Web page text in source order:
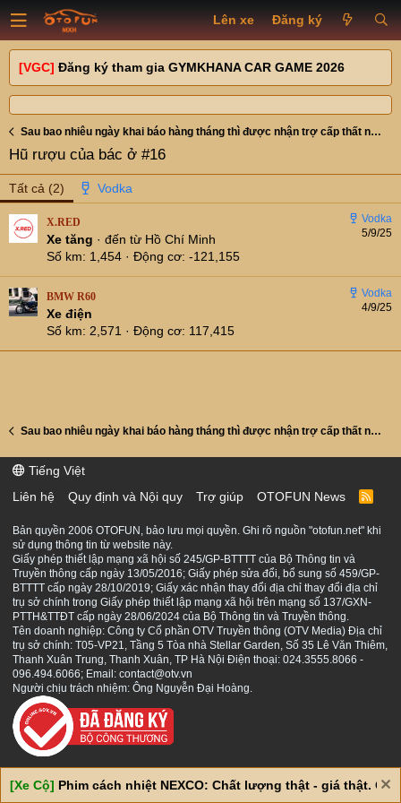
Lên xe Đăng ký
[VGC] Đăng ký tham gia GYMKHANA CAR GAME 2026
Sau bao nhiêu ngày khai báo hàng tháng thì được nhận trợ cấp thất nghiệp tháng
Hũ rượu của bác ở #16
Tất cả (2)
5/9/25
X.RED
Xe tăng · đến từ Hồ Chí Minh
Số km
1,454 Động cơ -121,155
4/9/25
BMW R60
Xe điện
Số km
2,571 Động cơ 117,415
Sau bao nhiêu ngày khai báo hàng tháng thì được nhận trợ cấp thất nghiệp tháng
Tiếng Việt
Liên hệ
Quy định và Nội quy Trợ giúp OTOFUN News
R
S
Bản quyền 2006 OTOFUN, bảo lưu mọi quyền. Ghi rõ nguồn "otofun.net" khi
sử dụng thông tin từ website này.
Giấy phép thiết lập mạng xã hội số 245/GP-BTTTT của Bộ Thông tin và
Truyền thông cấp ngày 13/05/2016; Giấy phép sửa đổi, bổ sung số 459/GP-
BTTTT cấp ngày 28/10/2019; Giấy xác nhận thay đổi địa chỉ thay đổi địa chỉ
trụ sở chính trong Giấy phép thiết lập mạng xã hội trên mạng số 137/GXN-
PTTH&TTĐT cấp ngày 28/06/2024 của Bộ Thông tin và Truyền thông.
Tên doanh nghiệp: Công ty Cổ phần OTV Truyền thông (OTV Media) Địa chỉ
trụ sở chính: T05-VP21, Tầng 5 Tòa nhà Stellar Garden, Số 35 Lê Văn Thiêm,
Thanh Xuân Trung, Thanh Xuân, TP Hà Nội Điện thoại: 024.3555.8066 -
096.494.6066; Email: contact@otv.vn
Người chịu trách nhiệm: Ông Nguyễn Đại Hoàng.
[Xe Cộ] Phim cách nhiệt NEXCO: Chất lượng thật - giá thật. Giá